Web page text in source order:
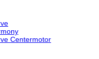
Centermotor